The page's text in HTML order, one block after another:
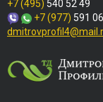
+7 (495) 540 52 49
+7 (977) 591